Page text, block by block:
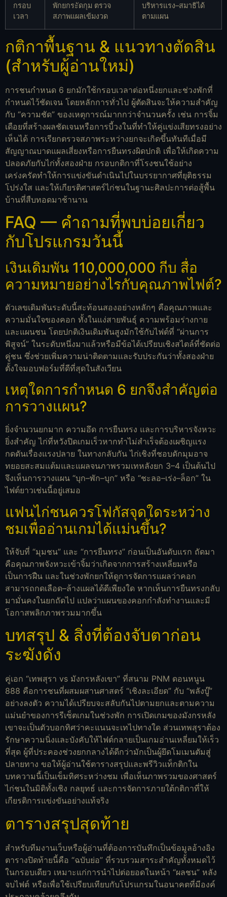
กรอบ
เวลา
พักยกระัดกุม ตรวจ
สภาพแผลเข้มงวด
บริหารแรง–สมาธิได้
ตามแผน
กติกาพื้นฐาน & แนวทางตัดสิน
(สำหรับผู้อ่านใหม่)
การชนกำหนด 6 ยกมักใช้กรอบเวลาต่อหนึ่งยกและช่วงพักที่
กำหนดไว้ชัดเจน โดยหลักการทั่วไป ผู้ตัดสินจะให้ความสำคัญ
กับ “ความชัด” ของเหตุการณ์มากกว่าจำนวนครั้ง เช่น การจิ้ม
เดือยที่สร้างผลชัดเจนหรือการบี้วงในที่ทำให้คู่แข่งเสียทรงอย่าง
เห็นได้ การเรียกตรวจสภาพระหว่างยกจะเกิดขึ้นทันทีเมื่อมี
สัญญาณบาดแผลเสี่ยงหรือการยืนทรงผิดปกติ เพื่อให้เกิดความ
ปลอดภัยกับไก่ทั้งสองฝ่าย กรอบกติกาที่โรงชนใช้อย่าง
เคร่งครัดทำให้การแข่งขันดำเนินไปในบรรยากาศที่ยุติธรรม
โปร่งใส และให้เกียรติศาสตร์ไก่ชนในฐานะศิลปะการต่อสู้พื้น
บ้านที่สืบทอดมาช้านาน
FAQ — คำถามที่พบบ่อยเกี่ยว
กับโปรแกรมวันนี้
เงินเดิมพัน 110,000,000 กีบ สื่อ
ความหมายอย่างไรกับคุณภาพไฟต์?
ตัวเลขเดิมพันระดับนี้สะท้อนสองอย่างหลักๆ คือคุณภาพและ
ความมั่นใจของคอก ทั้งในแง่สายพันธุ์ ความพร้อมร่างกาย
และแผนชน โดยปกติเงินเดิมพันสูงมักใช้กับไฟต์ที่ “ผ่านการ
พิสูจน์” ในระดับหนึ่งมาแล้วหรือมีข้อได้เปรียบเชิงสไตล์ที่ชัดต่อ
คู่ชน ซึ่งช่วยเพิ่มความน่าติดตามและรับประกันว่าทั้งสองฝ่าย
ตั้งใจมอบฟอร์มที่ดีที่สุดในสังเวียน
เหตุใดการกำหนด 6 ยกจึงสำคัญต่อ
การวางแผน?
ยิ่งจำนวนยกมาก ความอึด การยืนทรง และการบริหารจังหวะ
ยิ่งสำคัญ ไก่ที่หวังปิดเกมเร็วหากทำไม่สำเร็จต้องเผชิญแรง
กดดันเรื่องแรงปลาย ในทางกลับกัน ไก่เชิงที่ชอบดักมุมอาจ
ทยอยสะสมแต้มและแผลจนภาพรวมเทหลังยก 3–4 เป็นต้นไป
จึงเห็นการวางแผน “บุก–พัก–บุก” หรือ “ชะลอ–เร่ง–ล็อก” ใน
ไฟต์ยาวเช่นนี้อยู่เสมอ
แฟนไก่ชนควรโฟกัสจุดใดระหว่าง
ชมเพื่ออ่านเกมได้แม่นขึ้น?
ให้จับที่ “มุมชน” และ “การยืนทรง” ก่อนเป็นอันดับแรก ถัดมา
คือคุณภาพจังหวะเข้าจิ้มว่าเกิดจากการสร้างเหลี่ยมหรือ
เป็นการฝืน และในช่วงพักยกให้ดูการจัดการแผลว่าคอก
สามารถกดเลือด–ล้างแผลได้ดีเพียงใด หากเห็นการยืนทรงกลับ
มามั่นคงในยกถัดไป แปลว่าแผนของคอกกำลังทำงานและมี
โอกาสพลิกภาพรวมมากขึ้น
บทสรุป & สิ่งที่ต้องจับตาก่อน
ระฆังดัง
คู่เอก “เทพสุรา vs มังกรหลังเขา” ที่สนาม PNM ดอนหนูน
888 คือการชนที่ผสมผสานศาสตร์ “เชิงละเอียด” กับ “พลังบู๊”
อย่างลงตัว ความได้เปรียบจะสลับกันไปตามยกและตามความ
แม่นยำของการรีเซ็ตเกมในช่วงพัก การเปิดเกมของมังกรหลัง
เขาจะเป็นตัวบอกทิศว่าคะแนนจะเทไปทางใด ส่วนเทพสุราต้อง
รักษาความนิ่งและบังคับให้ไฟต์กลายเป็นเกมอ่านเหลี่ยมให้เร็ว
ที่สุด ผู้ที่ประคองช่วงยกกลางได้ดีกว่ามักเป็นผู้ยึดโมเมนตัมสู่
ปลายทาง ขอให้ผู้อ่านใช้ตารางสรุปและพรีวิวแท็กติกใน
บทความนี้เป็นเข็มทิศระหว่างชม เพื่อเห็นภาพรวมของศาสตร์
ไก่ชนในมิติทั้งเชิง กลยุทธ์ และการจัดการภายใต้กติกาที่ให้
เกียรติการแข่งขันอย่างแท้จริง
ตารางสรุปสุดท้าย
สำหรับทีมงานเว็บหรือผู้อ่านที่ต้องการบันทึกเป็นข้อมูลอ้างอิง
ตารางปิดท้ายนี้คือ “ฉบับย่อ” ที่รวบรวมสาระสำคัญทั้งหมดไว้
ในกรอบเดียว เหมาะแก่การนำไปต่อยอดในหน้า “ผลชน” หลัง
จบไฟต์ หรือเพื่อใช้เปรียบเทียบกับโปรแกรมในอนาคตที่มีองค์